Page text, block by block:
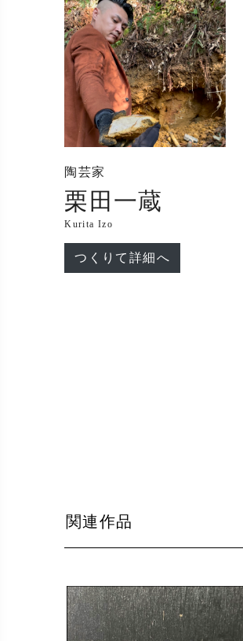
陶芸家
栗田一蔵
Kurita Izo
つくりて詳細へ
関連作品